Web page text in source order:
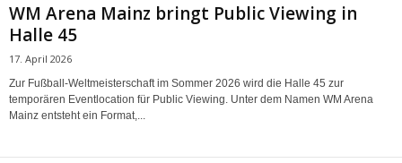
WM Arena Mainz bringt Public Viewing in
Halle 45
17. April 2026
Zur Fußball-Weltmeisterschaft im Sommer 2026 wird die Halle 45 zur
temporären Eventlocation für Public Viewing. Unter dem Namen WM Arena
Mainz entsteht ein Format,...